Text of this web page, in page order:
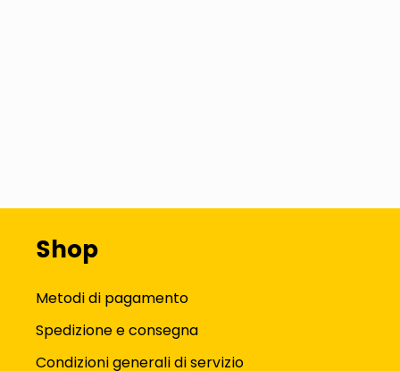
Shop
Metodi di pagamento
Spedizione e consegna
Condizioni generali di servizio